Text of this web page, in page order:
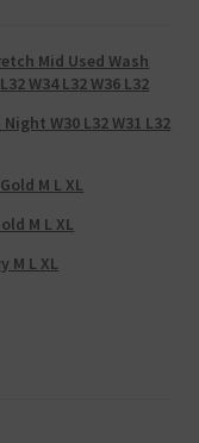
Mid Used Wash
W34 L32 W36 L32
W30 L32 W31 L32
M L XL
M L XL
M L XL